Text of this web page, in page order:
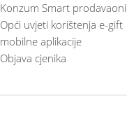
Konzum Smart
Opći uvjeti korištenja e-gift
mobilne aplikacije
Objava cjenika